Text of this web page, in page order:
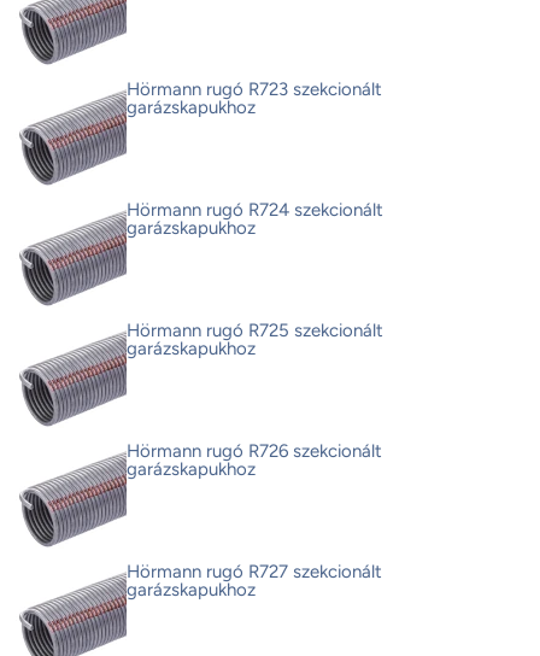
Hörmann rugó R723 szekcionált
garázskapukhoz
Hörmann rugó R724 szekcionált
garázskapukhoz
Hörmann rugó R725 szekcionált
garázskapukhoz
Hörmann rugó R726 szekcionált
garázskapukhoz
Hörmann rugó R727 szekcionált
garázskapukhoz